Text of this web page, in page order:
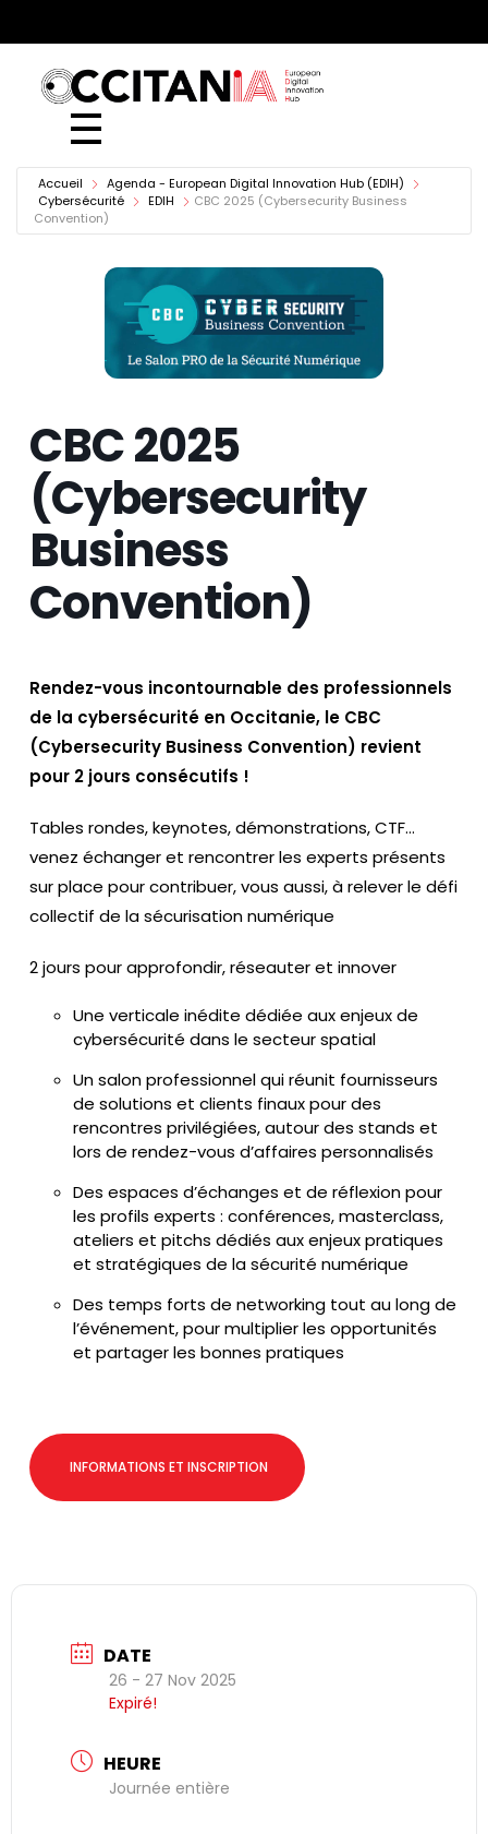
Accueil
Agenda - European Digital Innovation Hub (EDIH)
Cybersécurité
EDIH
CBC 2025 (Cybersecurity Business
Convention)
CBC 2025
(Cybersecurity
Business
Convention)
Rendez-vous incontournable des professionnels
de la cybersécurité en Occitanie, le CBC
(Cybersecurity Business Convention) revient
pour 2 jours consécutifs !
Tables rondes, keynotes, démonstrations, CTF…
venez échanger et rencontrer les experts présents
sur place pour contribuer, vous aussi, à relever le défi
collectif de la sécurisation numérique
2 jours pour approfondir, réseauter et innover
Une verticale inédite dédiée aux enjeux de
cybersécurité dans le secteur spatial
Un salon professionnel qui réunit fournisseurs
de solutions et clients finaux pour des
rencontres privilégiées, autour des stands et
lors de rendez-vous d’affaires personnalisés
Des espaces d’échanges et de réflexion pour
les profils experts : conférences, masterclass,
ateliers et pitchs dédiés aux enjeux pratiques
et stratégiques de la sécurité numérique
Des temps forts de networking tout au long de
l’événement, pour multiplier les opportunités
et partager les bonnes pratiques
INFORMATIONS ET INSCRIPTION
DATE
26 - 27 Nov 2025
Expiré!
HEURE
Journée entière